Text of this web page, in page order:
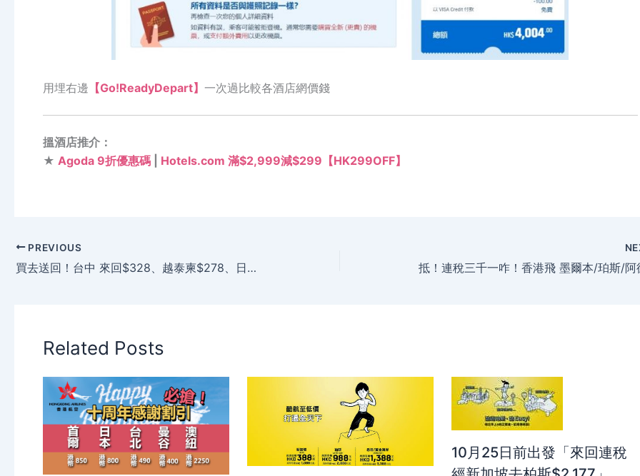
用埋右邊 【Go!ReadyDepart】 一次過比較各酒店網價錢
搵酒店推介：
★ Agoda 9折優惠碼 Hotels.com 滿$2,999減$299【HK299OFF】
PREVIOUS
買去送回！台中 來回$328、越泰柬$278、日韓$598起 – HK Express
Related Posts
10月25日前出發「來回連稅